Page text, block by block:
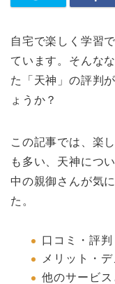
自宅で楽しく学習
ています。そんな
た「天神」の評判
ょうか？
この記事では、楽
も多い、天神につ
中の親御さんが気
た。
口コミ・評判
メリット・デ
他のサービス